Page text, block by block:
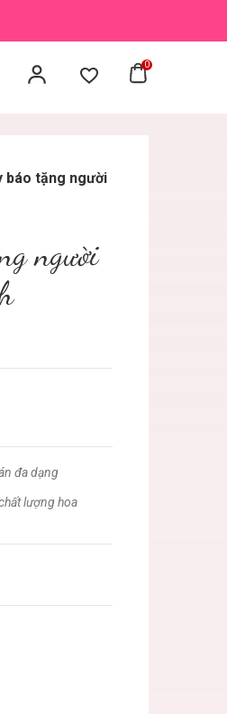
0
báo tặng người
người
đa dạng
lượng hoa